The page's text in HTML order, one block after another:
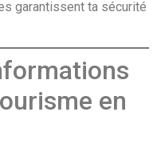
garantissent ta sécurité
en